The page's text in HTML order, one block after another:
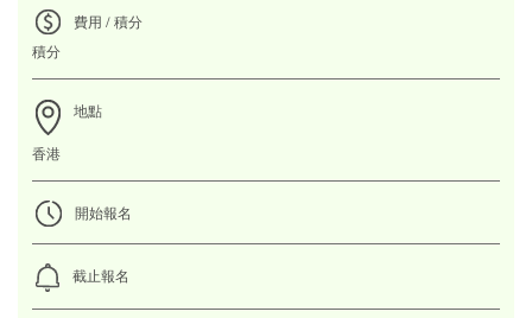
費用 / 積分
積分
地點
香港
開始報名
截止報名